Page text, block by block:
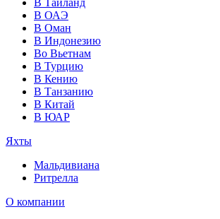
В Таиланд
В ОАЭ
В Оман
В Индонезию
Во Вьетнам
В Турцию
В Кению
В Танзанию
В Китай
В ЮАР
Яхты
Мальдивиана
Ритрелла
О компании